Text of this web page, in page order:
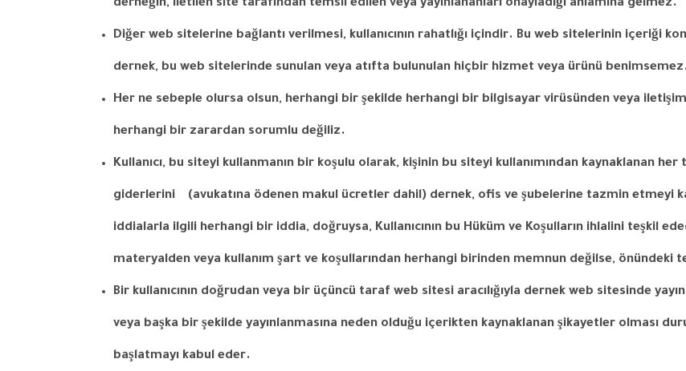
derneğin, iletilen site tarafından temsil edilen veya yayınlananları onayladığı anlamına gelmez.
Diğer web sitelerine bağlantı verilmesi, kullanıcının rahatlığı içindir. Bu web sitelerinin içeriği
dernek, bu web sitelerinde sunulan veya atıfta bulunulan hiçbir hizmet veya ürünü benimsemez
Her ne sebeple olursa olsun, herhangi bir şekilde herhangi bir bilgisayar virüsünden veya iletişim
herhangi bir zarardan sorumlu değiliz.
Kullanıcı, bu siteyi kullanmanın bir koşulu olarak, kişinin bu siteyi kullanımından kaynaklanan her
giderlerini (avukatına ödenen makul ücretler dahil) dernek, ofis ve şubelerine tazmin etmeyi
iddialarla ilgili herhangi bir iddia, doğruysa, Kullanıcının bu Hüküm ve Koşulların ihlalini teşkil
materyalden veya kullanım şart ve koşullarından herhangi birinden memnun değilse, önündeki
Bir kullanıcının doğrudan veya bir üçüncü taraf web sitesi aracılığıyla dernek web sitesinde
veya başka bir şekilde yayınlanmasına neden olduğu içerikten kaynaklanan şikayetler olması
başlatmayı kabul eder.